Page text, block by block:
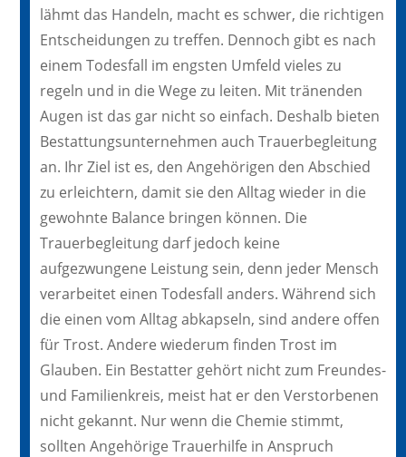
lähmt das Handeln, macht es schwer, die richtigen
Entscheidungen zu treffen. Dennoch gibt es nach
einem Todesfall im engsten Umfeld vieles zu
regeln und in die Wege zu leiten. Mit tränenden
Augen ist das gar nicht so einfach. Deshalb bieten
Bestattungsunternehmen auch Trauerbegleitung
an. Ihr Ziel ist es, den Angehörigen den Abschied
zu erleichtern, damit sie den Alltag wieder in die
gewohnte Balance bringen können. Die
Trauerbegleitung darf jedoch keine
aufgezwungene Leistung sein, denn jeder Mensch
verarbeitet einen Todesfall anders. Während sich
die einen vom Alltag abkapseln, sind andere offen
für Trost. Andere wiederum finden Trost im
Glauben. Ein Bestatter gehört nicht zum Freundes-
und Familienkreis, meist hat er den Verstorbenen
nicht gekannt. Nur wenn die Chemie stimmt,
sollten Angehörige Trauerhilfe in Anspruch